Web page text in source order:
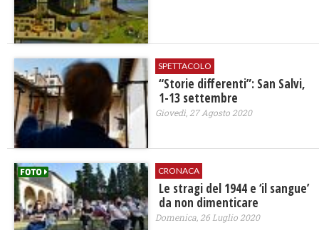
SPETTACOLO
“Storie differenti”: San Salvi,
1-13 settembre
Giovedì, 27 Agosto 2020
CRONACA
Le stragi del 1944 e ‘il sangue’
da non dimenticare
Domenica, 26 Luglio 2020